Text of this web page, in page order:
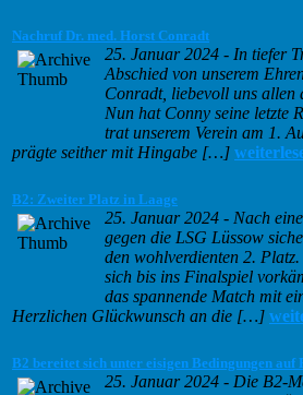
Nachruf Dr. med. Horst Conradt
25. Januar 2024 - In tiefer
Abschied von unserem
Conradt, liebevoll uns allen
Nun hat Conny seine letzte
trat unserem Verein am 1.
prägte seither mit Hingabe […]
B2: Zweiter Platz in Laage
25. Januar 2024 - Nach
gegen die LSG Lüssow
den wohlverdienten 2.
sich bis ins Finalspiel
das spannende Match mit
Herzlichen Glückwunsch an die […]
B2 bereitet sich unter eisigen Bedingungen auf
25. Januar 2024 - Die B2-